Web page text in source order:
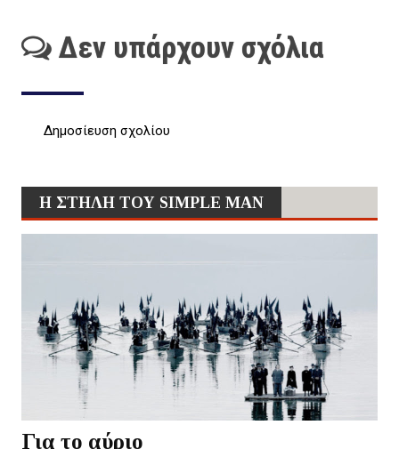
Δεν υπάρχουν σχόλια
Δημοσίευση σχολίου
Η ΣΤΗΛΗ ΤΟΥ SIMPLE MAN
Για το αύριο